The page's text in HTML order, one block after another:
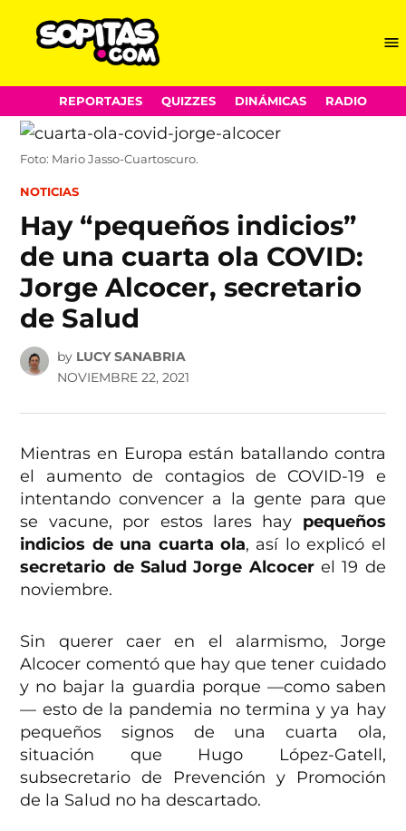
Skip
to
content
REPORTAJES QUIZZES DINÁMICAS RADIO
Foto: Mario Jasso-Cuartoscuro.
POSTED
NOTICIAS
Hay “pequeños indicios”
de una cuarta ola COVID:
Jorge Alcocer, secretario
de Salud
by LUCY SANABRIA
NOVIEMBRE 22, 2021
Mientras en Europa están batallando contra
el aumento de contagios de COVID-19 e
intentando convencer a la gente para que
se vacune, por estos lares hay pequeños
indicios de una cuarta ola, así lo explicó el
secretario de Salud Jorge Alcocerel 19 de
noviembre.
Sin querer caer en el alarmismo, Jorge
Alcocer comentó que hay que tener cuidado
y no bajar la guardia porque —como saben
— esto de la pandemia no termina y ya hay
pequeños signos de una cuarta ola,
situación que Hugo López-Gatell,
subsecretario de Prevención y Promoción
de la Salud no ha descartado.